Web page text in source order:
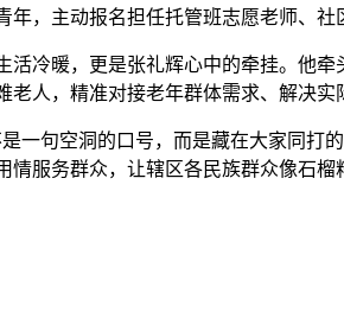
年，主动报名担任托管班志愿老师、社
暖，更是张礼辉心中的牵挂。他牵
老人，精准对接老年群体需求、解决实
句空洞的口号，而是藏在大家同打的
情服务群众，让辖区各民族群众像石